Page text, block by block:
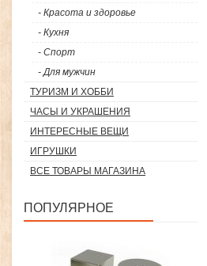
- Красота и здоровье
- Кухня
- Спорт
- Для мужчин
ТУРИЗМ И ХОББИ
ЧАСЫ И УКРАШЕНИЯ
ИНТЕРЕСНЫЕ ВЕЩИ
ИГРУШКИ
ВСЕ ТОВАРЫ МАГАЗИНА
ПОПУЛЯРНОЕ